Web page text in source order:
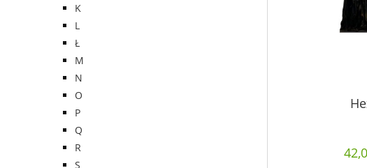
K
L
Ł
M
N
O
P
Q
R
S